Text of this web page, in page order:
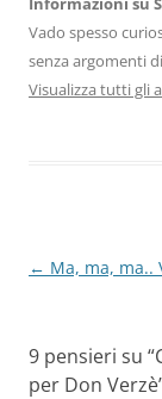
Vado spesso
senza argomenti
Visualizza tutti gli
Navigazione
← Ma, ma, ma..
9 pensieri su “
per Don Verzè